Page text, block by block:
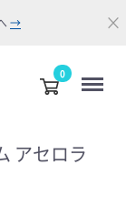
→ ×
0
アセロラ